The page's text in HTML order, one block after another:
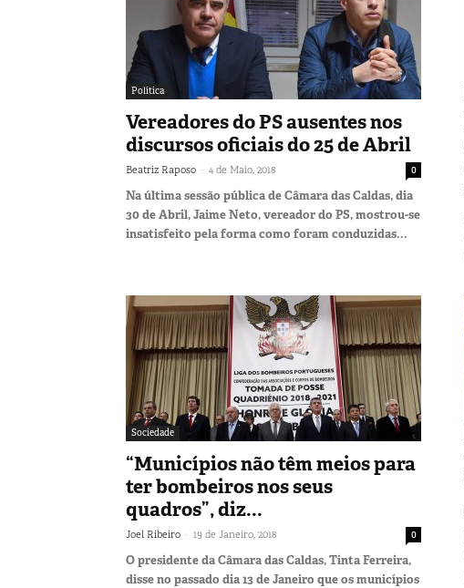
Política
Vereadores do PS ausentes nos
discursos oficiais do 25 de Abril
Beatriz Raposo - 4 de Maio, 2018 0
Na última sessão pública de Câmara das Caldas, dia
30 de Abril, Jaime Neto, vereador do PS, mostrou-se
insatisfeito pela forma como foram conduzidas...
Sociedade
“Municípios não têm meios para
ter bombeiros nos seus
quadros”, diz...
Joel Ribeiro - 19 de Janeiro, 2018 0
O presidente da Câmara das Caldas, Tinta Ferreira,
disse no passado dia 13 de Janeiro que os municípios